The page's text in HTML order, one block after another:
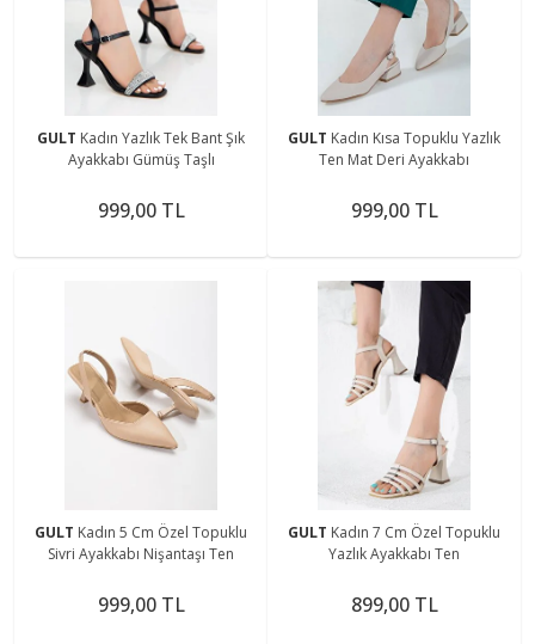
GULT Kadın Yazlık Tek Bant Şık
Ayakkabı Gümüş Taşlı
999,00 TL
GULT Kadın Kısa Topuklu Yazlık
Ten Mat Deri Ayakkabı
999,00 TL
GULT Kadın 5 Cm Özel Topuklu
Sivri Ayakkabı Nişantaşı Ten
999,00 TL
GULT Kadın 7 Cm Özel Topuklu
Yazlık Ayakkabı Ten
899,00 TL